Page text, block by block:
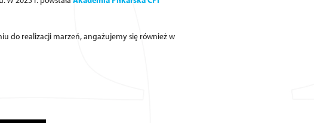
do realizacji marzeń, angażujemy się również w